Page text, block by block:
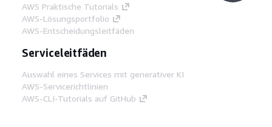
AWS Praktische Tutorials
AWS-Lösungsportfolio
AWS-Entscheidungsleitfäden
Serviceleitfäden
Auswahl eines Services mit generativer KI
AWS-Servicerichtlinien
AWS-CLI-Tutorials auf GitHub